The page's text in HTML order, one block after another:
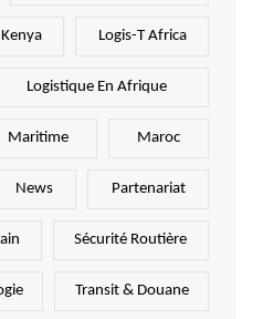
Kenya Logis-T Africa
Logistique En Afrique
Maritime Maroc
News Partenariat
Sécurité Routière
Transit & Douane